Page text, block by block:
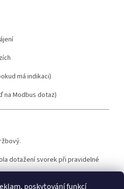
poskytování funkcí
má indikaci)
na Modbus dotaz)
dotažení svorek při pravidelné